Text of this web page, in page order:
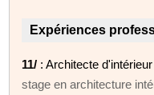
Expériences
11/ : Architecte d'intérieur
stage en architecture